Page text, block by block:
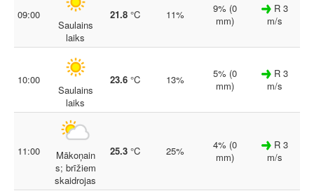
09:00
Saulains
laiks
21.8 °C 11%
9% (0
mm)
R 3
m/s
10:00
Saulains
laiks
23.6 °C 13%
5% (0
mm)
R 3
m/s
11:00
Mākoņain
s; brīžiem
skaidrojas
25.3 °C 25%
4% (0
mm)
R 3
m/s